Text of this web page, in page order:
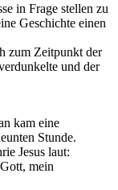
in Frage stellen zu
Geschichte einen
zum Zeitpunkt der
und der
kam eine
Stunde.
Jesus laut:
mein